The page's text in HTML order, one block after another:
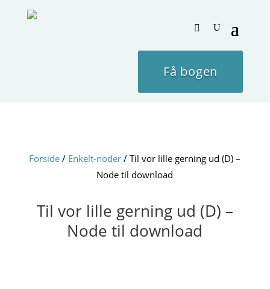
Få bogen
Forside / Enkelt-noder / Til vor lille gerning ud (D) –
Node til download
Til vor lille gerning ud (D) –
Node til download